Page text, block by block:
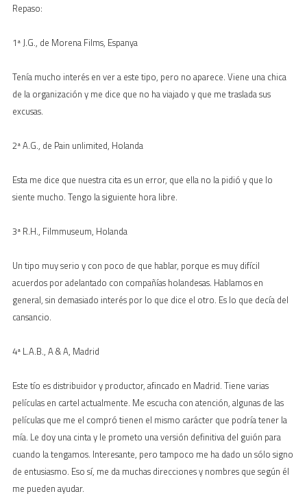
Repaso:
1ª J.G., de Morena Films, Espanya
Tenía mucho interés en ver a este tipo, pero no aparece. Viene una chica
de la organización y me dice que no ha viajado y que me traslada sus
excusas.
2ª A.G., de Pain unlimited, Holanda
Esta me dice que nuestra cita es un error, que ella no la pidió y que lo
siente mucho. Tengo la siguiente hora libre.
3ª R.H., Filmmuseum, Holanda
Un tipo muy serio y con poco de que hablar, porque es muy difícil
acuerdos por adelantado con compañías holandesas. Hablamos en
general, sin demasiado interés por lo que dice el otro. Es lo que decía del
cansancio.
4ª L.A.B., A & A, Madrid
Este tío es distribuidor y productor, afincado en Madrid. Tiene varias
películas en cartel actualmente. Me escucha con atención, algunas de las
películas que me el compró tienen el mismo carácter que podría tener la
mía. Le doy una cinta y le prometo una versión definitiva del guión para
cuando la tengamos. Interesante, pero tampoco me ha dado un sólo signo
de entusiasmo. Eso sí, me da muchas direcciones y nombres que según él
me pueden ayudar.